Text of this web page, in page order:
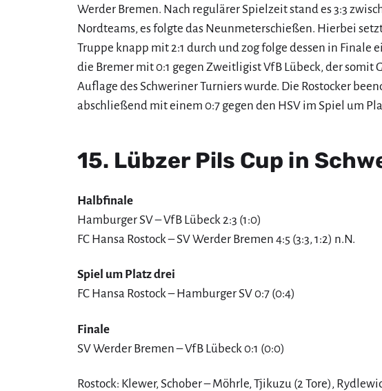
Werder Bremen. Nach regulärer Spielzeit stand es 3:3
Nordteams, es folgte das Neunmeterschießen. Hierbei
Truppe knapp mit 2:1 durch und zog folge dessen in Finale
die Bremer mit 0:1 gegen Zweitligist VfB Lübeck, der somit
Auflage des Schweriner Turniers wurde. Die Rostocker
abschließend mit einem 0:7 gegen den HSV im Spiel um
15. Lübzer Pils Cup in
Halbfinale
Hamburger SV – VfB Lübeck 2:3 (1:0)
FC Hansa Rostock – SV Werder Bremen 4:5 (3:3, 1:2) n.N.
Spiel um Platz drei
FC Hansa Rostock – Hamburger SV 0:7 (0:4)
Finale
SV Werder Bremen – VfB Lübeck 0:1 (0:0)
Rostock: Klewer, Schober – Möhrle, Tjikuzu (2 Tore),